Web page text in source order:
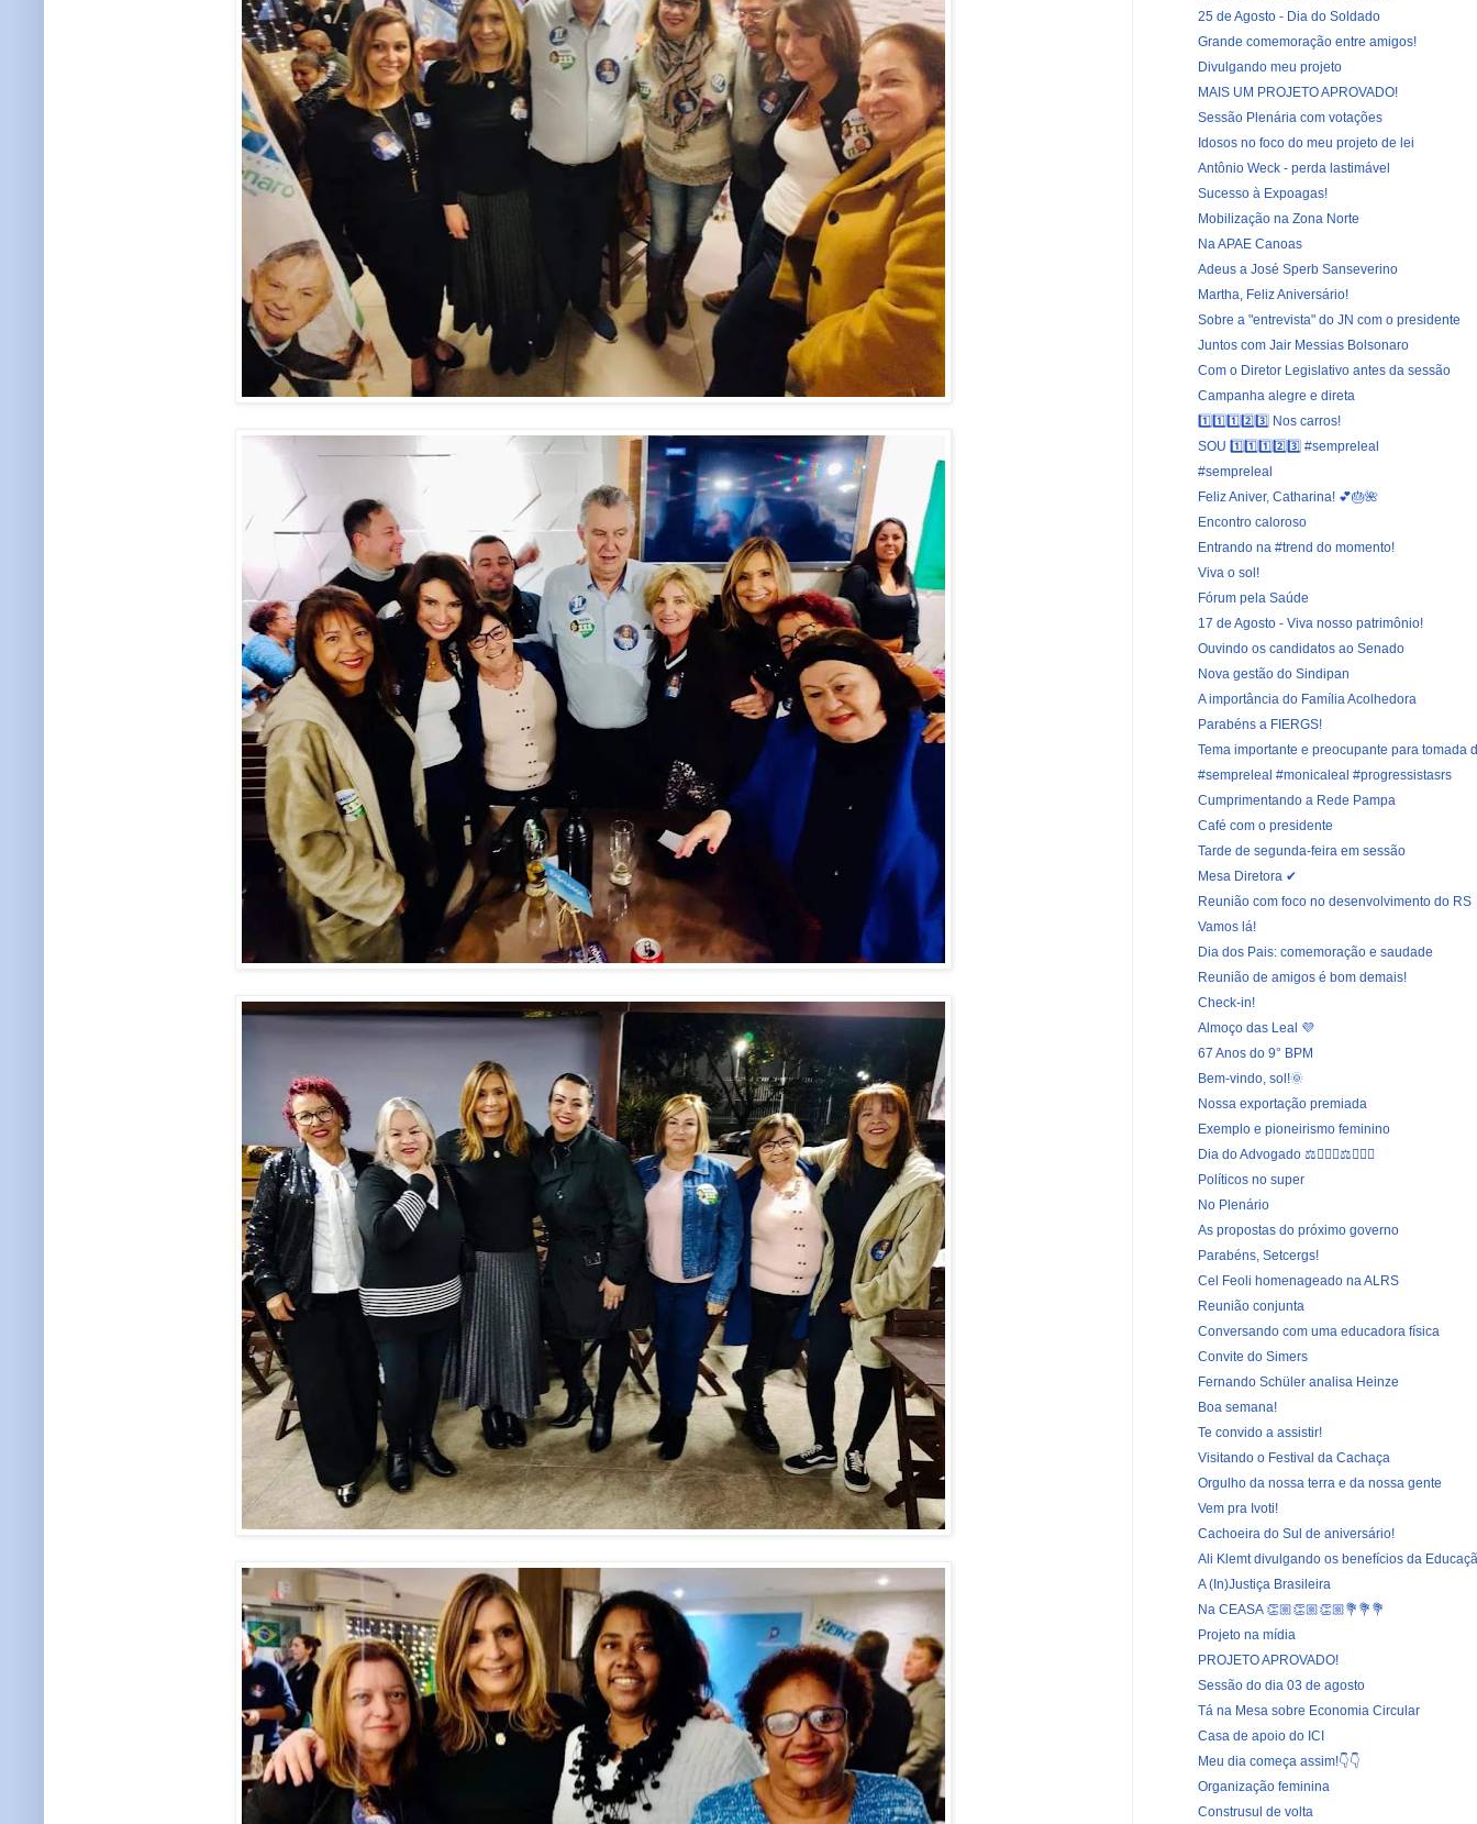
25 de Agosto - Dia do Soldado
Grande comemoração entre amigos!
Divulgando meu projeto
MAIS UM PROJETO APROVADO!
Sessão Plenária com votações
Idosos no foco do meu projeto de lei
Antônio Weck - perda lastimável
Sucesso à Expoagas!
Mobilização na Zona Norte
Na APAE Canoas
Adeus a José Sperb Sanseverino
Martha, Feliz Aniversário!
Sobre a "entrevista" do JN com o presidente
Juntos com Jair Messias Bolsonaro
Com o Diretor Legislativo antes da sessão
Campanha alegre e direta
1️⃣1️⃣1️⃣2️⃣3️⃣ Nos carros!
SOU 1️⃣1️⃣1️⃣2️⃣3️⃣ #sempreleal
#sempreleal
Feliz Aniver, Catharina! 💕🎂🌺
Encontro caloroso
Entrando na #trend do momento!
Viva o sol!
Fórum pela Saúde
17 de Agosto - Viva nosso patrimônio!
Ouvindo os candidatos ao Senado
Nova gestão do Sindipan
A importância do Família Acolhedora
Parabéns a FIERGS!
Tema importante e preocupante para tomada
#sempreleal #monicaleal #progressistasrs
Cumprimentando a Rede Pampa
Café com o presidente
Tarde de segunda-feira em sessão
Mesa Diretora ✔
Reunião com foco no desenvolvimento do RS
Vamos lá!
Dia dos Pais: comemoração e saudade
Reunião de amigos é bom demais!
Check-in!
Almoço das Leal 💜
67 Anos do 9° BPM
Bem-vindo, sol!🌞
Nossa exportação premiada
Exemplo e pioneirismo feminino
Dia do Advogado ⚖️👨🏻‍⚖️⚖️👨🏽‍⚖️
Políticos no super
No Plenário
As propostas do próximo governo
Parabéns, Setcergs!
Cel Feoli homenageado na ALRS
Reunião conjunta
Conversando com uma educadora física
Convite do Simers
Fernando Schüler analisa Heinze
Boa semana!
Te convido a assistir!
Visitando o Festival da Cachaça
Orgulho da nossa terra e da nossa gente
Vem pra Ivoti!
Cachoeira do Sul de aniversário!
Ali Klemt divulgando os benefícios da
A (In)Justiça Brasileira
Na CEASA 👏🏼👏🏼👏🏼💐💐💐
Projeto na mídia
PROJETO APROVADO!
Sessão do dia 03 de agosto
Tá na Mesa sobre Economia Circular
Casa de apoio do ICI
Meu dia começa assim!👇👇
Organização feminina
Construsul de volta